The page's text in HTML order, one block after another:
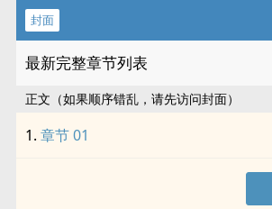
封面
最新完整章节列表
正文（如果顺序错乱，请先访问封面）
章节 01